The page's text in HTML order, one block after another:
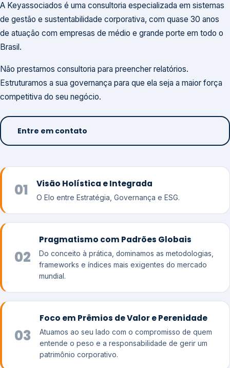
A Keyassociados é uma consultoria especializada em sistemas
de gestão e sustentabilidade corporativa, com quase 30 anos
de atuação com empresas de médio e grande porte em todo o
Brasil.
Não prestamos consultoria para preencher relatórios.
Estruturamos a sua governança para que ela seja a maior força
competitiva do seu negócio.
Entre em contato
01 Visão Holística e Integrada
O Elo entre Estratégia, Governança e ESG.
02
Pragmatismo com Padrões Globais
Do conceito à prática, dominamos as metodologias,
frameworks e índices mais exigentes do mercado
mundial.
03
Foco em Prêmios de Valor e Perenidade
Atuamos ao seu lado com o compromisso de quem
entende o peso e a responsabilidade de gerir um
patrimônio corporativo.